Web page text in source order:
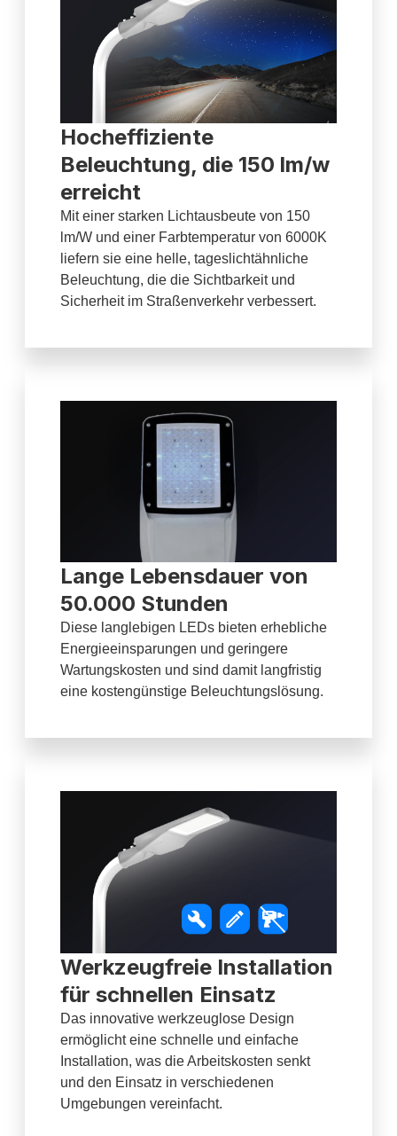
Hocheffiziente
Beleuchtung, die 150 lm/w
erreicht
Mit einer starken Lichtausbeute von 150
lm/W und einer Farbtemperatur von 6000K
liefern sie eine helle, tageslichtähnliche
Beleuchtung, die die Sichtbarkeit und
Sicherheit im Straßenverkehr verbessert.
Lange Lebensdauer von
50.000 Stunden
Diese langlebigen LEDs bieten erhebliche
Energieeinsparungen und geringere
Wartungskosten und sind damit langfristig
eine kostengünstige Beleuchtungslösung.
Werkzeugfreie Installation
für schnellen Einsatz
Das innovative werkzeuglose Design
ermöglicht eine schnelle und einfache
Installation, was die Arbeitskosten senkt
und den Einsatz in verschiedenen
Umgebungen vereinfacht.